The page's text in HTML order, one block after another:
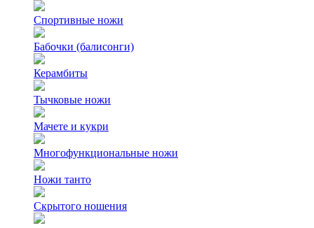
Спортивные ножи
Бабочки (балисонги)
Керамбиты
Тычковые ножи
Мачете и кукри
Многофункциональные ножи
Ножи танто
Скрытого ношения